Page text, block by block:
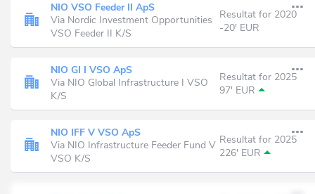
NIO VSO Feeder II ApS
Via Nordic Investment Opportunities
VSO Feeder II K/S
Resultat for 2020
-20' EUR
NIO GI I VSO ApS
Via NIO Global Infrastructure I VSO
K/S
Resultat for 2025
97' EUR
NIO IFF V VSO ApS
Via NIO Infrastructure Feeder Fund V
VSO K/S
Resultat for 2025
226' EUR